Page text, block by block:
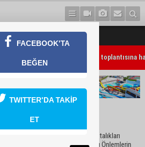
yeni ve sonuç alıcı 5+1 toplantısına
bulaşır?
Hastanesi Enfeksiyon Hastalıkları
“Ölümcül İnsan Kuduzlarının %99’u Önlemlerin
FACEBOOK'TA
BEĞEN
TWITTER'DA TAKİP
ET